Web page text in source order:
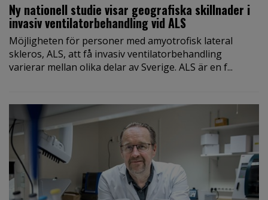
Ny nationell studie visar geografiska skillnader i
invasiv ventilatorbehandling vid ALS
Möjligheten för personer med amyotrofisk lateral
skleros, ALS, att få invasiv ventilatorbehandling
varierar mellan olika delar av Sverige. ALS är en f...